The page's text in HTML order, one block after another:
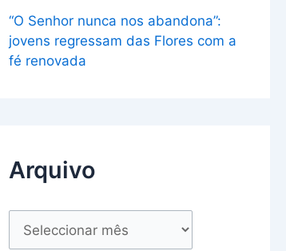
“O Senhor nunca nos abandona”:
jovens regressam das Flores com a
fé renovada
Arquivo